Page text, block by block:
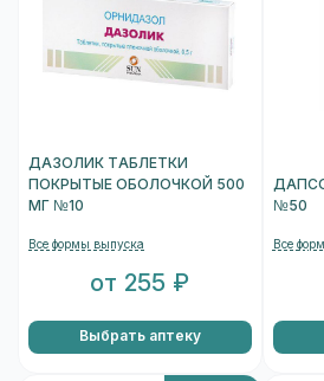
ДАЗОЛИК ТАБЛЕТКИ
ПОКРЫТЫЕ ОБОЛОЧКОЙ 500
МГ №10
Все формы выпуска
от 255 ₽
Выбрать аптеку
№50
Все